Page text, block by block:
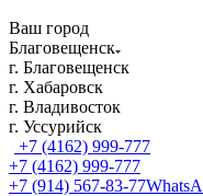
Ваш город
Благовещенск
г. Благовещенск
г. Хабаровск
г. Владивосток
г. Уссурийск
+7 (4162) 999-777
+7 (4162) 999-777
+7 (914) 567-83-77